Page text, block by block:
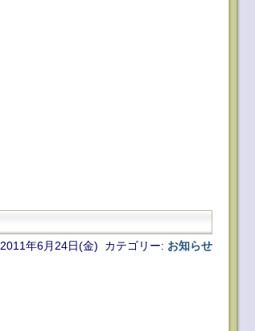
2011年6月24日(金) カテゴリー: お知らせ